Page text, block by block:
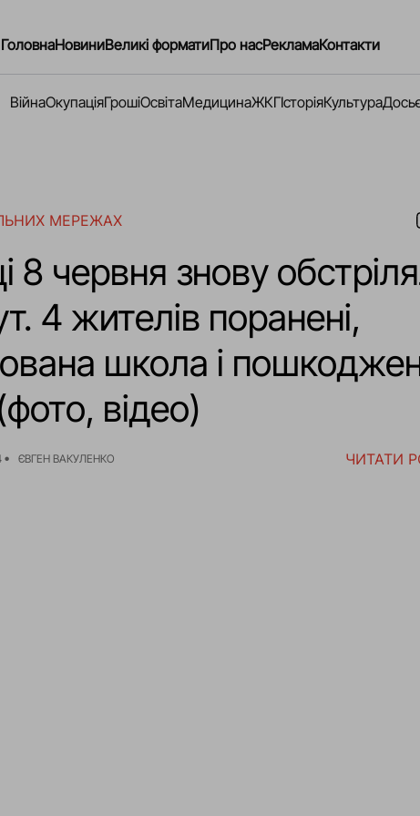
ГоловнаНовиниВеликі форматиПро насРекламаКонтакти
ВійнаОкупаціяГрошіОсвітаМедицинаЖКГІсторіяКультура
МЕРЕЖАХ
8 червня знову
4 жителів поранені,
школа і
відео)
ЄВГЕН ВАКУЛЕНКО ЧИТАТИ